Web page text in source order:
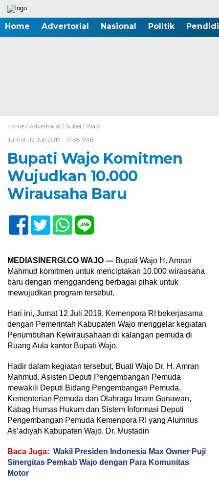
Home Advertorial Nasional Politik
Home / Advertorial / Sulsel / Wajo
Jumat, 12 Juli 2019 - 17:38 WIB
Bupati Wajo Komitmen
Wujudkan 10.000
Wirausaha Baru
MEDIASINERGI.CO WAJO — Bupati Wajo H. Amran
Mahmud komitmen untuk menciptakan 10.000 wirausaha
baru dengan menggandeng berbagai pihak untuk
mewujudkan program tersebut.
Hari ini, Jumat 12 Juli 2019, Kemenpora RI bekerjasama
dengan Pemerintah Kabupaten Wajo menggelar kegiatan
Penumbuhan Kewirausahaan di kalangan pemuda di
Ruang Aula kantor Bupati Wajo.
Hadir dalam kegiatan tersebut, Buati Wajo Dr. H. Amran
Mahmud, Asisten Deputi Pengembangan Pemuda
mewakili Deputi Bidang Pengembangan Pemuda,
Kementerian Pemuda dan Olahraga Imam Gunawan,
Kabag Humas Hukum dan Sistem Informasi Deputi
Pengembangan Pemuda Kemenpora RI yang Alumnus
As’adiyah Kabupaten Wajo. Dr. Mustadin
Baca Juga: Wakil Presiden Indonesia Max Owner Puji
Sinergitas Pemkab Wajo dengan Para Komunitas
Motor